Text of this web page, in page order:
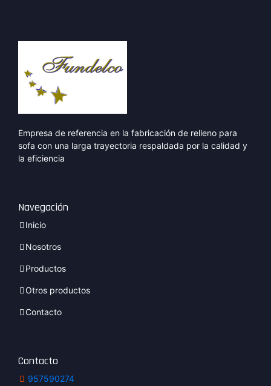
Empresa de referencia en la fabricación de relleno para
sofa con una larga trayectoria respaldada por la calidad y
la eficiencia
Navegación
Inicio
Nosotros
Productos
Otros productos
Contacto
Contacto
957590274